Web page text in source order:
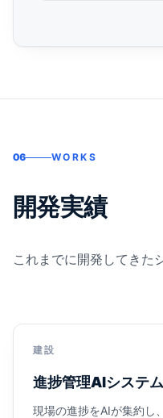
06 WORKS
開発実績
これまでに開発してきた
建設
進捗管理AIシステム
現場の進捗をAIが集約し